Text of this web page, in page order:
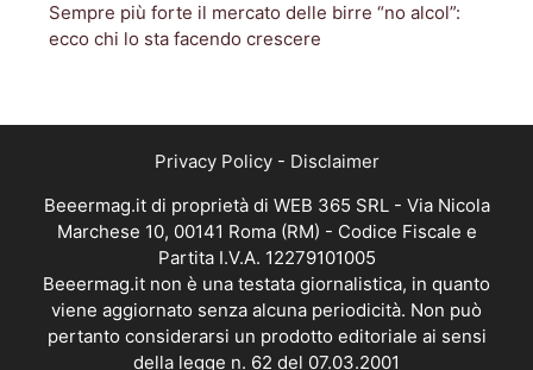
Sempre più forte il mercato delle birre “no alcol”:
ecco chi lo sta facendo crescere
Privacy Policy- Disclaimer
Beeermag.it di proprietà di WEB 365 SRL - Via Nicola
Marchese 10, 00141 Roma (RM) - Codice Fiscale e
Partita I.V.A. 12279101005
Beeermag.it non è una testata giornalistica, in quanto
viene aggiornato senza alcuna periodicità. Non può
pertanto considerarsi un prodotto editoriale ai sensi
della legge n. 62 del 07.03.2001